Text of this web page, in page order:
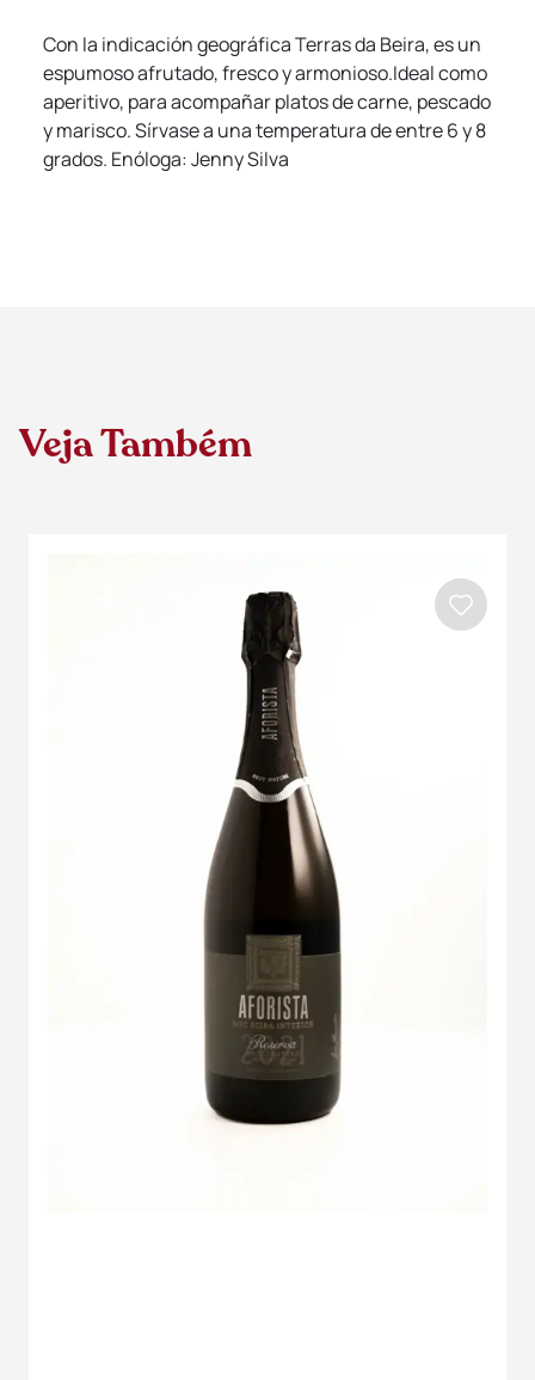
Con la indicación geográfica Terras da Beira, es un
espumoso afrutado, fresco y armonioso.Ideal como
aperitivo, para acompañar platos de carne, pescado
y marisco. Sírvase a una temperatura de entre 6 y 8
grados. Enóloga: Jenny Silva
Veja Também